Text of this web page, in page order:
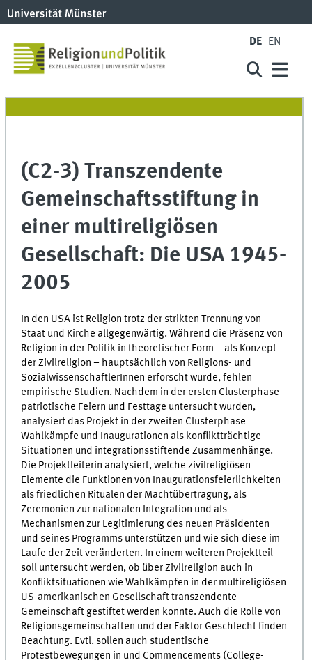
DE EN
(C2-3) Transzendente
Gemeinschaftsstiftung in
einer multireligiösen
Gesellschaft: Die USA 1945-
2005
In den USA ist Religion trotz der strikten Trennung von
Staat und Kirche allgegenwärtig. Während die Präsenz von
Religion in der Politik in theoretischer Form – als Konzept
der Zivilreligion – hauptsächlich von Religions- und
SozialwissenschaftlerInnen erforscht wurde, fehlen
empirische Studien. Nachdem in der ersten Clusterphase
patriotische Feiern und Festtage untersucht wurden,
analysiert das Projekt in der zweiten Clusterphase
Wahlkämpfe und Inaugurationen als konfliktträchtige
Situationen und integrationsstiftende Zusammenhänge.
Die Projektleiterin analysiert, welche zivilreligiösen
Elemente die Funktionen von Inaugurationsfeierlichkeiten
als friedlichen Ritualen der Machtübertragung, als
Zeremonien zur nationalen Integration und als
Mechanismen zur Legitimierung des neuen Präsidenten
und seines Programms unterstützen und wie sich diese im
Laufe der Zeit veränderten. In einem weiteren Projektteil
soll untersucht werden, ob über Zivilreligion auch in
Konfliktsituationen wie Wahlkämpfen in der multireligiösen
US-amerikanischen Gesellschaft transzendente
Gemeinschaft gestiftet werden konnte. Auch die Rolle von
Religionsgemeinschaften und der Faktor Geschlecht finden
Beachtung. Evtl. sollen auch studentische
Protestbewegungen in und Commencements (College-